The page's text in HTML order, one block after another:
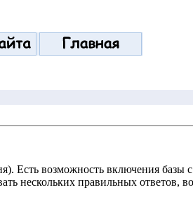
Есть возможность включения базы
нескольких правильных ответов,